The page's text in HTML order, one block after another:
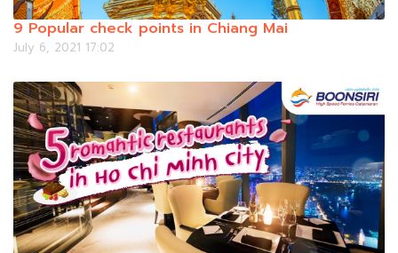
9 Popular check points in Chiang Mai
July 6, 2021 17:02